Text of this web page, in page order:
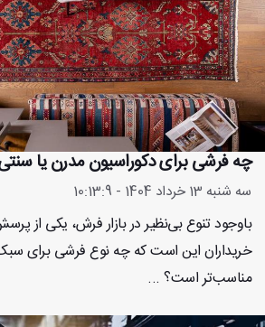
چه فرشی برای دکوراسیون مدرن یا
سه شنبه 13 خرداد 1404 - 10:13:9
باوجود تنوع بی‌نظیر در بازار فرش، یکی از
خریداران این است که چه نوع فرشی برای
مناسب‌تر است؟ ...